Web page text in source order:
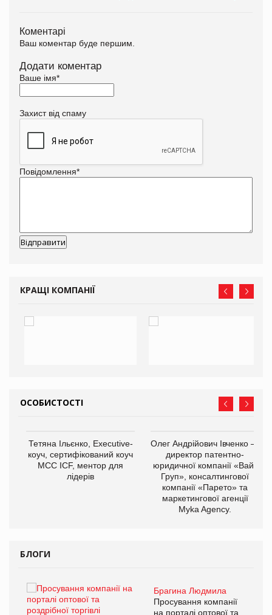
Коментарі
Ваш коментар буде першим.
Додати коментар
Ваше імя*
Захист від спаму
Повідомлення*
КРАЩІ КОМПАНІЇ
ОСОБИСТОСТІ
Тетяна Ільєнко, Executive-
коуч, сертифікований коуч
МСС ICF, ментор для
лідерів
Олег Андрійович Івченко —
директор патентно-
юридичної компанії «Вайз
Груп», консалтингової
компанії «Парето» та
маркетингової агенції
Myka Agency.
БЛОГИ
Брагина Людмила
Просування компанії
на порталі оптової та